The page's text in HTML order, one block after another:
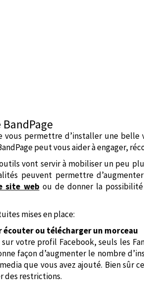
vous permettre d’installer une
peut vous aider à engager,
vont servir à mobiliser un peu
peuvent permettre
site web ou de donner la
mises en place:
écouter ou télécharger un morceau
votre profil Facebook, seuls les
façon d’augmenter le nombre
que vous avez ajouté. Bien sûr
des restrictions.